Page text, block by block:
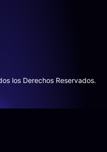
los Derechos Reservados.